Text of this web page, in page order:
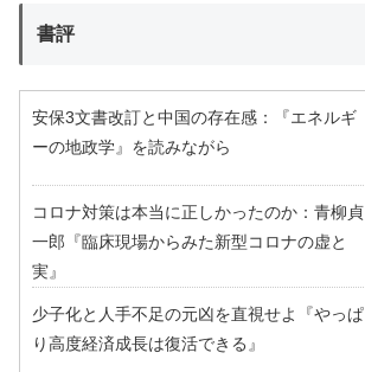
書評
安保3文書改訂と中国の存在感：『エネルギ
ーの地政学』を読みながら
コロナ対策は本当に正しかったのか：青柳貞
一郎『臨床現場からみた新型コロナの虚と
実』
少子化と人手不足の元凶を直視せよ『やっぱ
り高度経済成長は復活できる』